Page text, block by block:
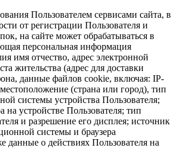
Пользователем сервисами сайта, в
от регистрации Пользователя и
на сайте может обрабатываться в
персональная информация
имя отчество, адрес электронной
жительства (адрес для доставки
данные файлов cookie, включая: IP-
(страна или город), тип
системы устройства Пользователя;
на устройстве Пользователя; тип
и разрешение его дисплея; источник
системы и браузера
данные о действиях Пользователя на